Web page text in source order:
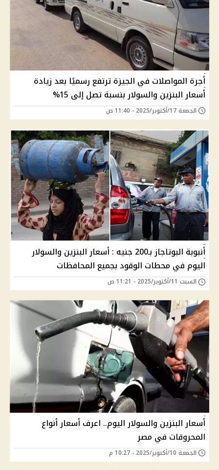
أجرة المواصلات في الجيزة ترتفع رسميًا بعد زيادة
أسعار البنزين والسولار بنسبة تصل إلى 15%
الجمعة 17/أكتوبر/2025 - 11:40 ص
أنبوبة البوتاجاز بـ200 جنيه : أسعار البنزين والسولار
اليوم في محطات الوقود بجميع المحافظات
السبت 11/أكتوبر/2025 - 11:21 ص
أسعار البنزين والسولار اليوم.. اعرف أسعار أنواع
المحروقات في مصر
الجمعة 10/أكتوبر/2025 - 10:27 م